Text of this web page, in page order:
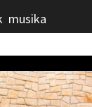
musika